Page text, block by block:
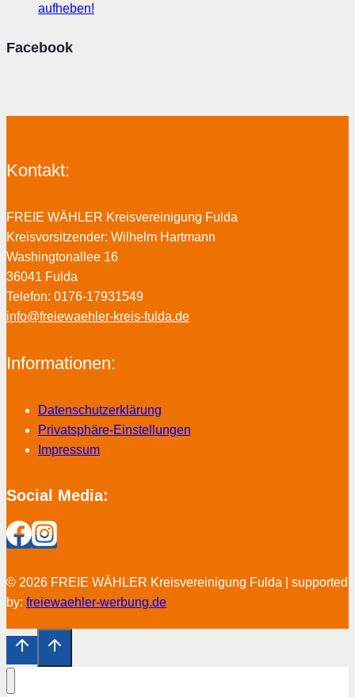
aufheben!
Facebook
Kontakt:
FREIE WÄHLER Kreisvereinigung Fulda
Kreisvorsitzender: Wilhelm Hartmann
Washingtonallee 16
36041 Fulda
Telefon: 0176-17931549
info@freiewaehler-kreis-fulda.de
Informationen:
Datenschutzerklärung
Privatsphäre-Einstellungen
Impressum
Social Media:
© 2026 FREIE WÄHLER Kreisvereinigung Fulda | supported
by: freiewaehler-werbung.de